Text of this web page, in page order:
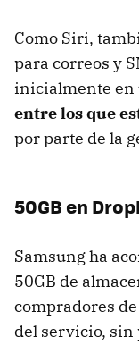
Como Siri,
para correos y
inicialmente en
entre los que
por parte de la
50GB en
Samsung ha
50GB de
compradores
del servicio, sin